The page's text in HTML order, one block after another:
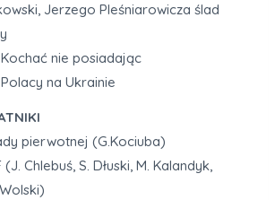
Jerzego Pleśniarowicza ślad
Kochać nie posiadając
na Ukrainie
pierwotnej (G.Kociuba)
Chlebuś, S. Dłuski, M. Kalandyk,